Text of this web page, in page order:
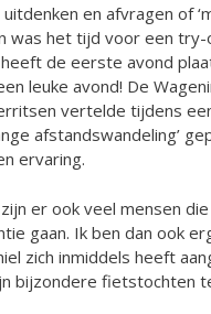
en afvragen of
was het tijd voor een try-
de eerste avond
leuke avond! De
vertelde tijdens
afstandswandeling’
ervaring.
er ook veel mensen
gaan. Ik ben dan ook
zich inmiddels heeft
bijzondere fietstochten